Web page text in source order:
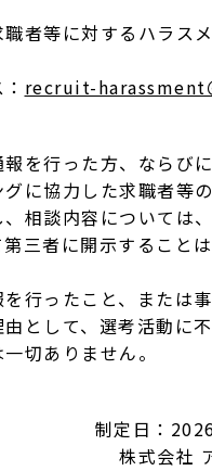
職者等に対するハラス
recruit-harassment
を⾏った⽅、ならび
に協⼒した求職者等
相談内容については
三者に開⽰すること
⾏ったこと、または
として、選考活動に
切ありません。
制定⽇：
株式会社